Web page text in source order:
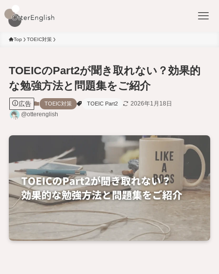
Top TOEIC対策
TOEICのPart2が聞き取れない？効果的
な勉強方法と問題集をご紹介
広告 TOEIC対策 TOEIC Part2
2026年1月18日
@otterenglish